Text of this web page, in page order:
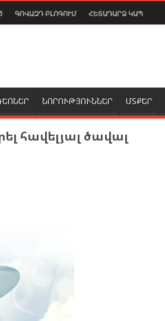
ԳՈՎԱԶԴ ԲԼՈԳՈՒՄ ՀԵՏԱԴԱՐՁ ԿԱՊ
ՆՈՐՈՒԹՅՈՒՆՆԵՐ ՄՏՔԵՐ
հավելյալ ծավալ